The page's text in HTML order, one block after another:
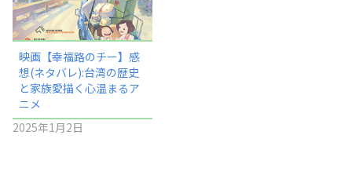
映画【幸福路のチー】感
想(ネタバレ):台湾の歴史
と家族愛描く心温まるア
ニメ
2025年1月2日